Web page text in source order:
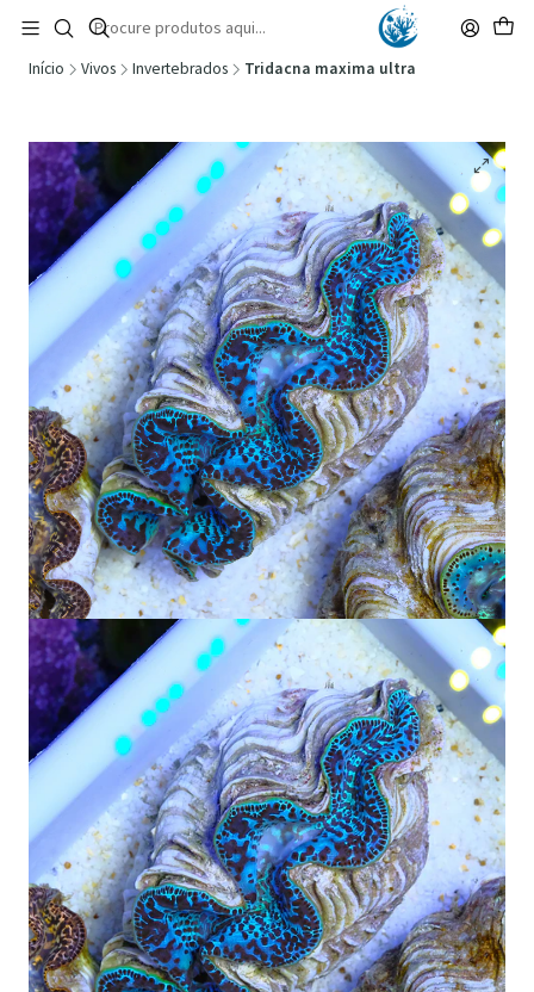
🚚 Portugal Continental: Portes Grátis desde 149,90€ (Envio extresso: 14,90€)
Ler mais
Início Vivos Invertebrados Tridacna maxima ultra